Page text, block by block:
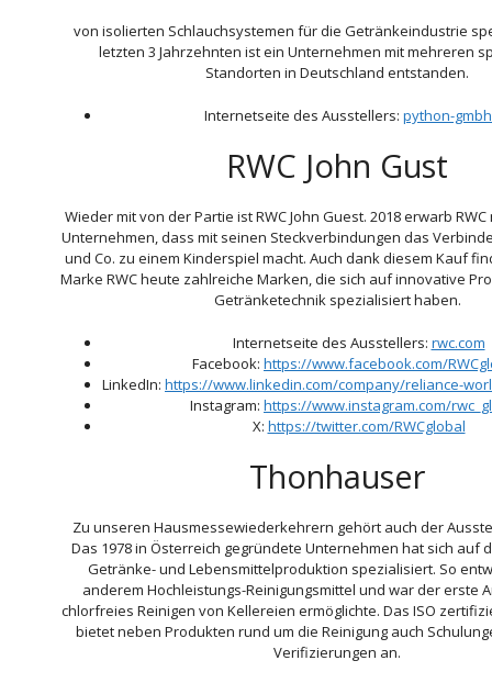
von isolierten Schlauchsystemen für die Getränkeindustrie
letzten 3 Jahrzehnten ist ein Unternehmen mit mehreren
Standorten in Deutschland entstanden.
Internetseite des Ausstellers: python-
RWC John Gust
Wieder mit von der Partie ist RWC John Guest. 2018 erwarb
Unternehmen, dass mit seinen Steckverbindungen das
und Co. zu einem Kinderspiel macht. Auch dank diesem Kauf
Marke RWC heute zahlreiche Marken, die sich auf innovative
Getränketechnik spezialisiert haben.
Internetseite des Ausstellers: rwc.com
Facebook: https://www.facebook.com/
LinkedIn: https://www.linkedin.com/company/reliance-
Instagram: https://www.instagram.com/
X: https://twitter.com/RWCglobal
Thonhauser
Zu unseren Hausmessewiederkehrern gehört auch der
Das 1978 in Österreich gegründete Unternehmen hat sich auf
Getränke- und Lebensmittelproduktion spezialisiert. So
anderem Hochleistungs-Reinigungsmittel und war der erste
chlorfreies Reinigen von Kellereien ermöglichte. Das ISO
bietet neben Produkten rund um die Reinigung auch
Verifizierungen an.